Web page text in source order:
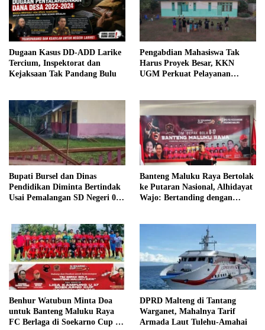
Dugaan Kasus DD-ADD Larike
Tercium, Inspektorat dan
Kejaksaan Tak Pandang Bulu
Pengabdian Mahasiswa Tak
Harus Proyek Besar, KKN
UGM Perkuat Pelayanan
Bupati Bursel dan Dinas
Pendidikan Diminta Bertindak
Usai Pemalangan SD Negeri 09
Banteng Maluku Raya Bertolak
ke Putaran Nasional, Alhidayat
Wajo: Bertanding dengan
Benhur Watubun Minta Doa
untuk Banteng Maluku Raya
FC Berlaga di Soekarno Cup U-
DPRD Malteng di Tantang
Warganet, Mahalnya Tarif
Armada Laut Tulehu-Amahai